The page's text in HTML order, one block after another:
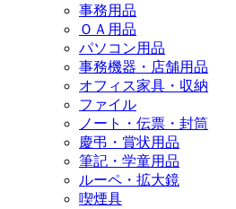
事務用品
ＯＡ用品
パソコン用品
事務機器・店舗用品
オフィス家具・収納
ファイル
ノート・伝票・封筒
慶弔・賞状用品
筆記・学童用品
ルーペ・拡大鏡
喫煙具